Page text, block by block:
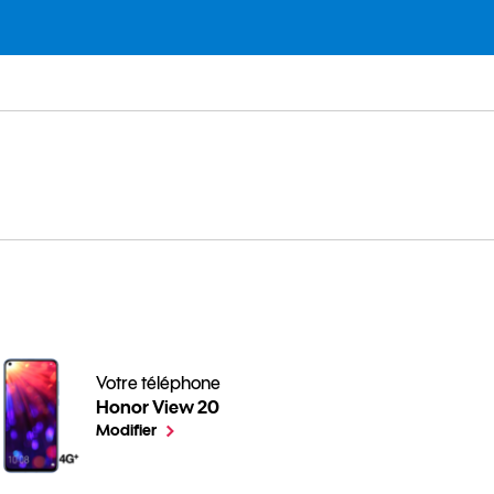
Votre téléphone
Honor View 20
A quoi sert la géolocalisation de votre mobile ? pour
Modifierle téléphone sélectionné